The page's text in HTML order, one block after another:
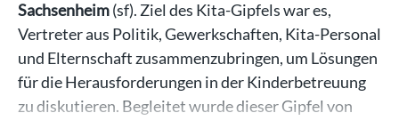
Sachsenheim(sf). Ziel des Kita-Gipfels war es,
Vertreter aus Politik, Gewerkschaften, Kita-Personal
und Elternschaft zusammenzubringen, um Lösungen
für die Herausforderungen in der Kinderbetreuung
zu diskutieren. Begleitet wurde dieser Gipfel von